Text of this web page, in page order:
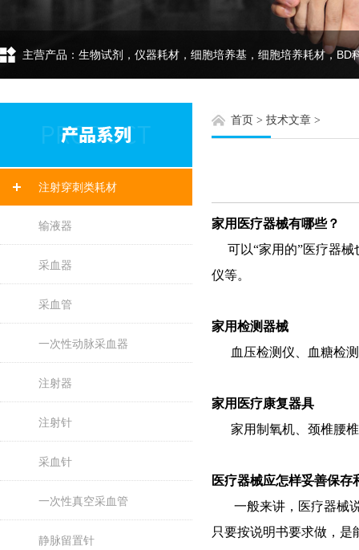
主营产品：生物试剂，仪器耗材，细胞培养基，细胞培养耗材，BD
注射穿刺类耗材
输液器
采血器
采血管
一次性动脉采血器
注射器
注射针
采血针
一次性真空采血管
静脉留置针
首页 > 技术文章 >
家用医疗器械有哪些？
可以“家用的”医疗器械
仪等。
家用检测器械
血压检测仪、血糖检测
家用医疗康复器具
家用制氧机、颈椎腰椎
医疗器械应怎样妥善保存
一般来讲，医疗器械说
只要按说明书要求做，是